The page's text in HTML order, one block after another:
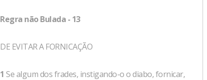
Regra não Bulada - 13
DE EVITAR A FORNICAÇÃO
1 Se algum dos frades, instigando-o o diabo, fornicar,